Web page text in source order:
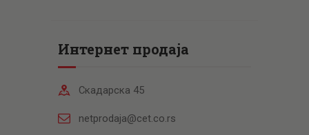
Интернет продаја
Скадарска 45
netprodaja@cet.co.rs